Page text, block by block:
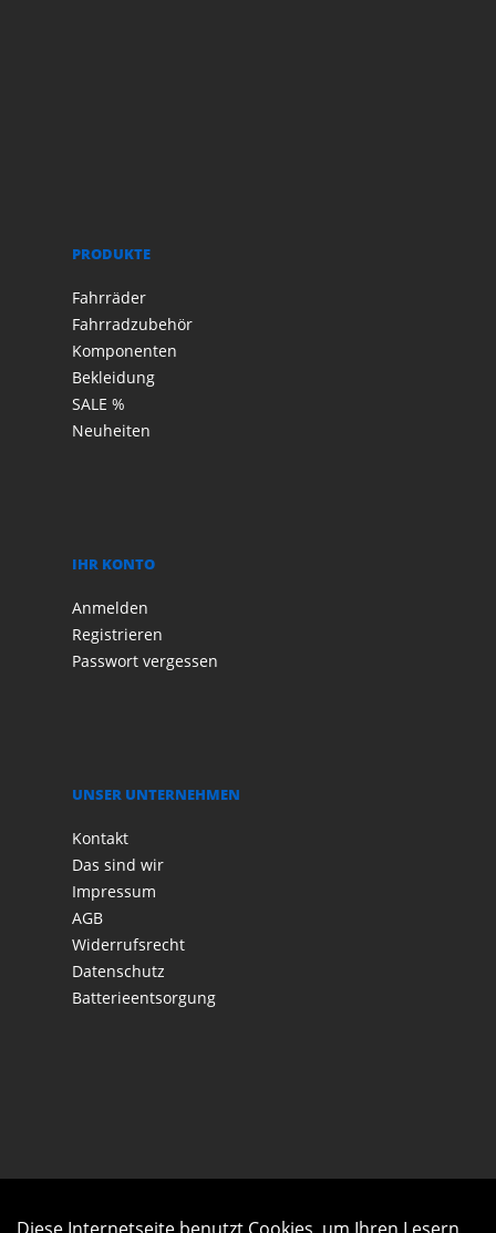
PRODUKTE
Fahrräder
Fahrradzubehör
Komponenten
Bekleidung
SALE %
Neuheiten
IHR KONTO
Anmelden
Registrieren
Passwort vergessen
UNSER UNTERNEHMEN
Kontakt
Das sind wir
Impressum
AGB
Widerrufsrecht
Datenschutz
Batterieentsorgung